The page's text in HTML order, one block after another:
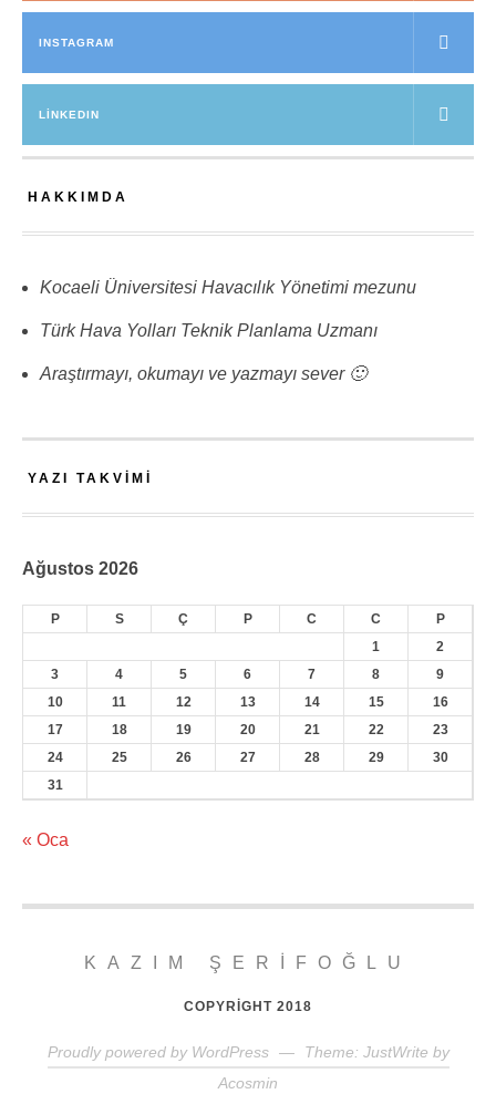
INSTAGRAM
LINKEDIN
HAKKIMDA
Kocaeli Üniversitesi Havacılık Yönetimi mezunu
Türk Hava Yolları Teknik Planlama Uzmanı
Araştırmayı, okumayı ve yazmayı sever 🙂
YAZI TAKVIMI
Ağustos 2026
P S Ç P C C
P
1
2
3
4 5 6 7 8
9
10
11 12 13 14 15
16
17
18 19 20 21 22
23
24
25 26 27 28 29
30
31
« Oca
KAZIM ŞERIFOĞLU
COPYRIGHT 2018
Proudly powered by WordPress —
Theme: JustWrite by
Acosmin